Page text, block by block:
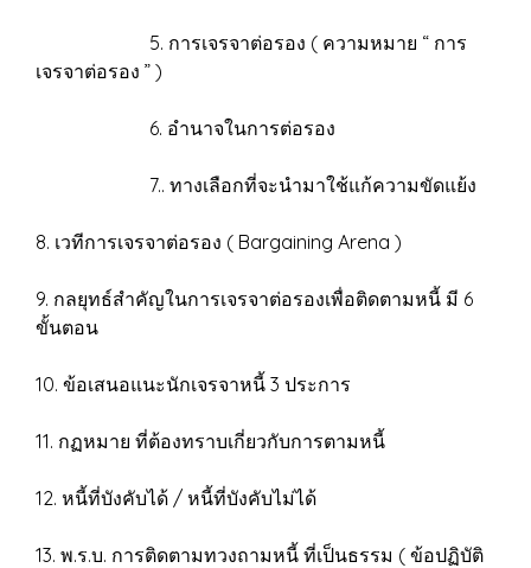
5. การเจรจาต่อรอง ( ความหมาย “ การ
เจรจาต่อรอง ” )
6. อำนาจในการต่อรอง
7.. ทางเลือกที่จะนำมาใช้แก้ความขัดแย้ง
8. เวทีการเจรจาต่อรอง ( Bargaining Arena )
9. กลยุทธ์สำคัญในการเจรจาต่อรองเพื่อติดตามหนี้ มี 6
ขั้นตอน
10. ข้อเสนอแนะนักเจรจาหนี้ 3 ประการ
11. กฏหมาย ที่ต้องทราบเกี่ยวกับการตามหนี้
12. หนี้ที่บังคับได้ / หนี้ที่บังคับไม่ได้
13. พ.ร.บ. การติดตามทวงถามหนี้ ที่เป็นธรรม ( ข้อปฏิบัติ